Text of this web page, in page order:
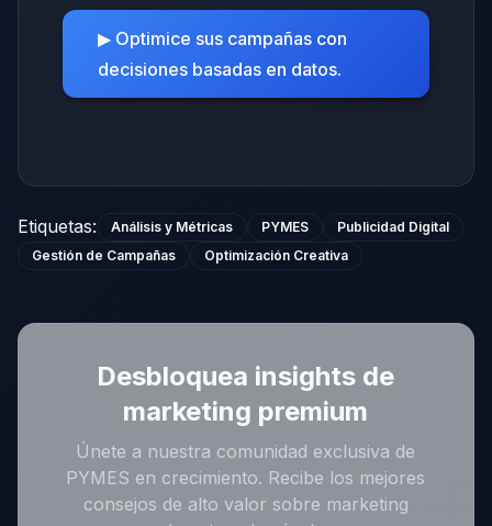
▶ Optimice sus campañas con
decisiones basadas en datos.
Etiquetas: Análisis y Métricas PYMES
Publicidad Digital
Gestión de Campañas
Optimización Creativa
Desbloquea insights de
marketing premium
Únete a nuestra comunidad exclusiva de
PYMES en crecimiento. Recibe los mejores
consejos de alto valor sobre marketing